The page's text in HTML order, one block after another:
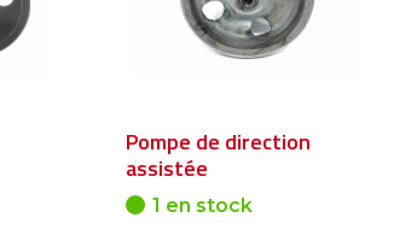
Pompe de direction
assistée
1 en stock